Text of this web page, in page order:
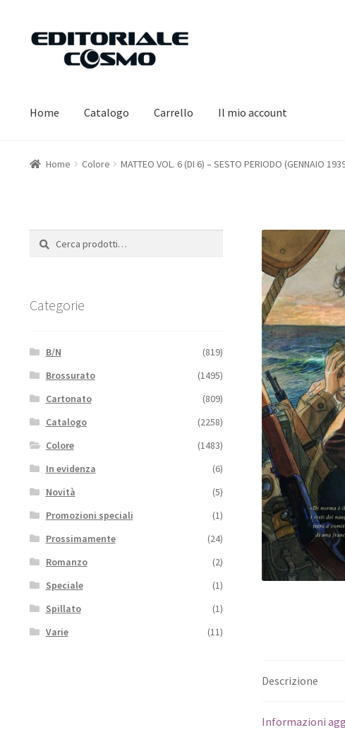
Vai
navigazione
Vai
Home Catalogo Carrello Il mio account
Home Colore MATTEO VOL. 6 (DI 6) – SESTO PERIODO (GENNAIO
Descrizione
Informazioni
Cerca:
Cerca
Categorie
B/N
(819)
Brossurato
(1495)
Cartonato
(809)
Catalogo
(2258)
Colore
(1483)
In evidenza
(6)
Novità
(5)
Promozioni speciali
(1)
Prossimamente
(24)
Romanzo
(2)
Speciale
(1)
Spillato
(1)
Varie
(11)